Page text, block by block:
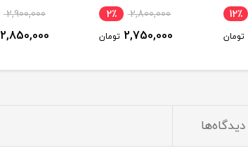
Anthelios UVMUNE 400
2,800,000 2٪
2,750,000 تومان
2,900,000 2٪
2,850,000 تومان
دیدگاه‌ها